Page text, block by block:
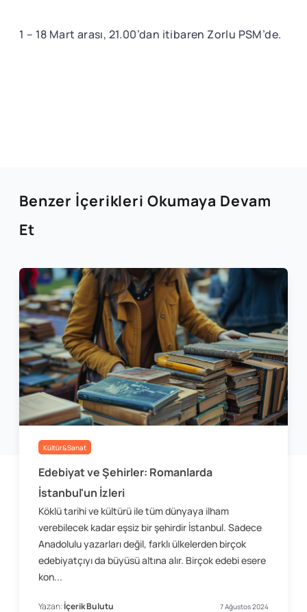
1 – 18 Mart arası, 21.00’dan itibaren Zorlu PSM’de.
Benzer İçerikleri Okumaya Devam
Et
Kültür&Sanat
Edebiyat ve Şehirler: Romanlarda
İstanbul'un İzleri
Köklü tarihi ve kültürü ile tüm dünyaya ilham
verebilecek kadar eşsiz bir şehirdir İstanbul. Sadece
Anadolulu yazarları değil, farklı ülkelerden birçok
edebiyatçıyı da büyüsü altına alır. Birçok edebi esere
kon...
Yazan:İçerik Bulutu 7 Ağustos 2024